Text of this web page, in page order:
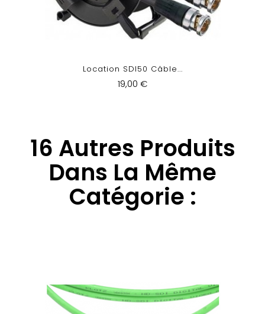
Location SDI50 Câble...
19,00 €
16 Autres Produits
Dans La Même
Catégorie :